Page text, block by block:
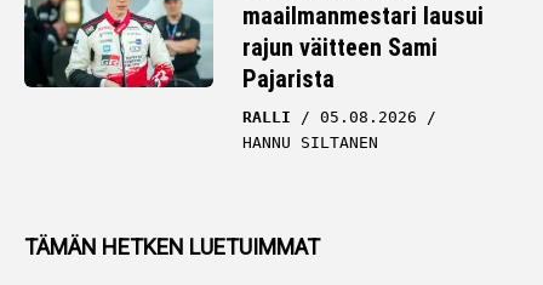
maailmanmestari lausui
rajun väitteen Sami
Pajarista
RALLI
05.08.2026
HANNU SILTANEN
TÄMÄN HETKEN LUETUIMMAT